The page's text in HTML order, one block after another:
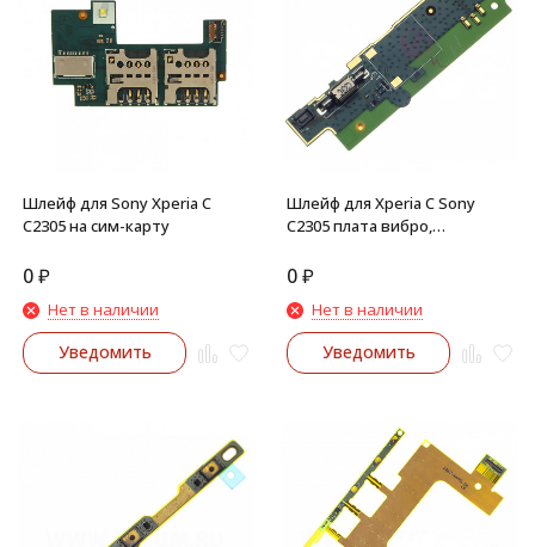
Шлейф для Sony Xperia C
C2305 на сим-карту
0₽
Нет в наличии
Уведомить
Шлейф для Xperia С Sony
C2305 плата вибро,
0₽
Нет в наличии
Уведомить